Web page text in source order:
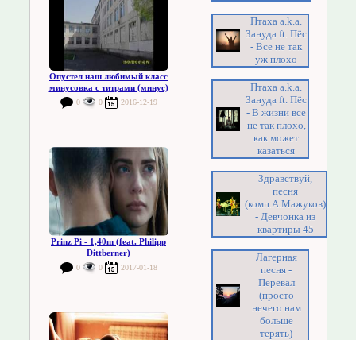
Опустел наш любимый класс
минусовка с титрами (минус)
0 0 2016-12-19
Prinz Pi - 1,40m (feat. Philipp
Dittberner)
0 0 2017-01-18
Птаха a.k.a.
Зануда ft. Пёс
- Все не так
уж плохо
Птаха a.k.a.
Зануда ft. Пёс
- В жизни все
не так плохо,
как может
казаться
Здравствуй,
песня
(комп.А.Мажуков)
- Девчонка из
квартиры 45
Лагерная
песня -
Перевал
(просто
нечего нам
больше
терять)